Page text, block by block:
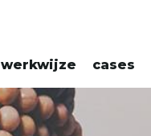
werkwijze cases